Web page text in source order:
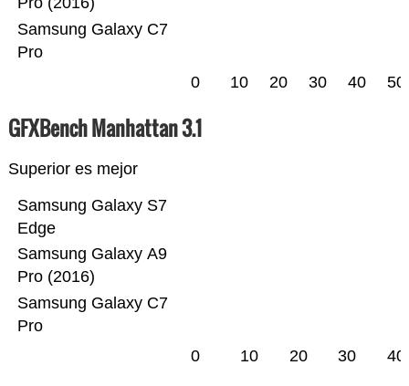
Samsung Galaxy C7
Pro
0 10 20 30 40 50
GFXBench Manhattan 3.1
Superior es mejor
Samsung Galaxy C7
Pro
Samsung Galaxy A9
Pro (2016)
Samsung Galaxy S7
Edge
0 10 20 30 40